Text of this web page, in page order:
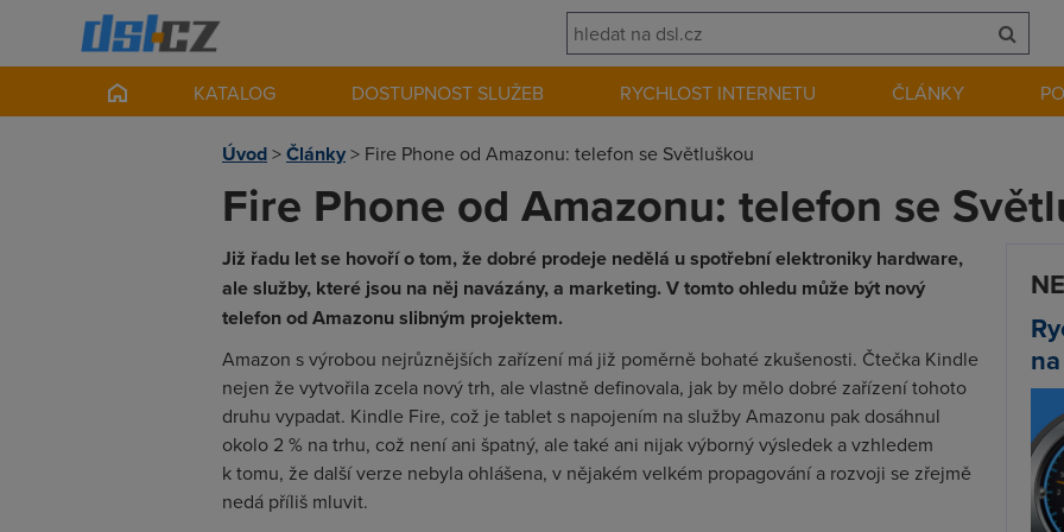
KATALOG DOSTUPNOST SLUŽEB RYCHLOST INTERNETU ČLÁNKY
Úvod>Články> Fire Phone od Amazonu: telefon se Světluškou
Fire Phone od Amazonu: telefon se
Již řadu let se hovoří o tom, že dobré prodeje nedělá u spotřební elektroniky hardware,
ale služby, které jsou na něj navázány, a marketing. V tomto ohledu může být nový
telefon od Amazonu slibným projektem.
Amazon s výrobou nejrůznějších zařízení má již poměrně bohaté zkušenosti. Čtečka Kindle
nejen že vytvořila zcela nový trh, ale vlastně definovala, jak by mělo dobré zařízení tohoto
druhu vypadat. Kindle Fire, což je tablet s napojením na služby Amazonu pak dosáhnul
okolo 2 % na trhu, což není ani špatný, ale také ani nijak výborný výsledek a vzhledem
k tomu, že další verze nebyla ohlášena, v nějakém velkém propagování a rozvoji se zřejmě
nedá příliš mluvit.